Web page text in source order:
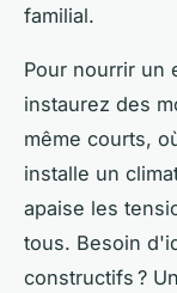
familial.
Pour nourrir un
instaurez des
même courts,
installe un
apaise les
tous. Besoin
constructifs ?